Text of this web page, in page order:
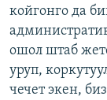
койгонго да
ошол штаб
уруп,
чечет экен,